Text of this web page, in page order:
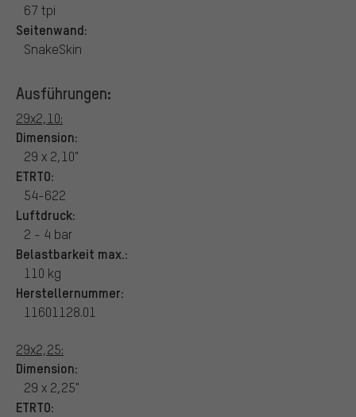
67 tpi
Seitenwand:
SnakeSkin
Ausführungen:
29x2,10:
Dimension:
29 x 2,10"
ETRTO:
54-622
Luftdruck:
2 - 4 bar
Belastbarkeit max.:
110 kg
Herstellernummer:
11601128.01
29x2,25:
Dimension:
29 x 2,25"
ETRTO: